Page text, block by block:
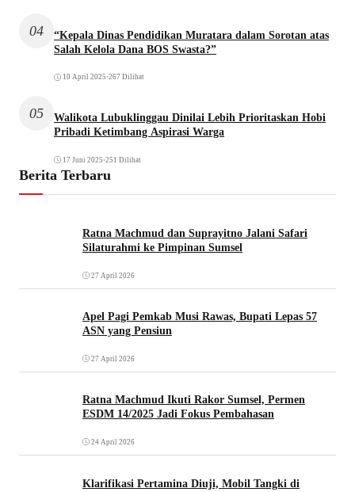
04
“Kepala Dinas Pendidikan Muratara dalam Sorotan atas
Salah Kelola Dana BOS Swasta?”
10 April 2025 •267 Dilihat
05
Walikota Lubuklinggau Dinilai Lebih Prioritaskan Hobi
Pribadi Ketimbang Aspirasi Warga
17 Juni 2025 •251 Dilihat
Berita Terbaru
Ratna Machmud dan Suprayitno Jalani Safari
Silaturahmi ke Pimpinan Sumsel
27 April 2026
Apel Pagi Pemkab Musi Rawas, Bupati Lepas 57
ASN yang Pensiun
27 April 2026
Ratna Machmud Ikuti Rakor Sumsel, Permen
ESDM 14/2025 Jadi Fokus Pembahasan
24 April 2026
Klarifikasi Pertamina Diuji, Mobil Tangki di